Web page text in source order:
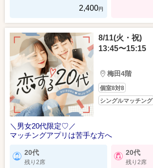
2,400円
8/11(火・祝)
13:45〜15:15
梅田4階
個室8対8
シングルマッチング
＼男女20代限定♡／
マッチングアプリは苦手な方へ
20代
残り2席
20代
残り2席